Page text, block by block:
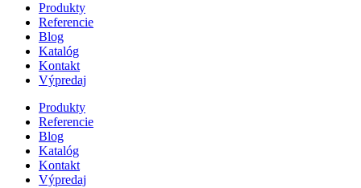
Produkty
Referencie
Blog
Katalóg
Kontakt
Výpredaj
Produkty
Referencie
Blog
Katalóg
Kontakt
Výpredaj